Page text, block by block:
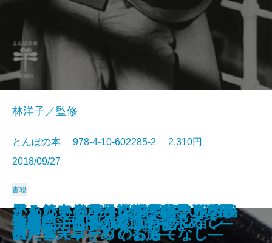
遊廓
萩尾望都 作画のひみつ
カムイの世界―語り継がれるアイ
ヌの心―
懐かしいお菓子―武井武雄の『日
本郷土菓子図譜』を味わう―
万葉集であるく奈良
いちからわかる 円山応挙
原田マハの印象派物語
思わぬ出会いに心ときめく パリ
の小さな美術館
血と笑いとエロスの絵師 岩佐又
兵衛
旅する画家 藤田嗣治
林洋子／監修
とんぼの本 978-4-10-602285-2 2,310円
2018/09/27
書籍
遊廓に泊まる
祇園祭――その魅力のすべて
イタリアの小さな村へ―アルベル
ゴ・ディフーゾのおもてなし―
かくれキリシタン―長崎・五島・
平戸・天草をめぐる旅―
禅のこころを描く 白隠
ミュシャ―パリの華、スラヴの魂
―
怪人 江戸川乱歩のコレクション
古事記―日本の原風景を求めて―
かわいい こわい おもしろい 長
沢芦雪
とんでも春画―妖怪・幽霊・けも
のたち―